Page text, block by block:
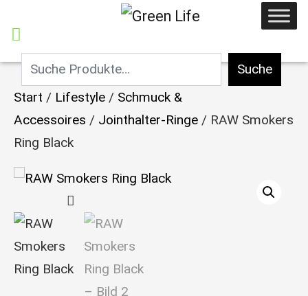
Suche
Start / Lifestyle / Schmuck &
Accessoires / Jointhalter-Ringe / RAW Smokers
Ring Black